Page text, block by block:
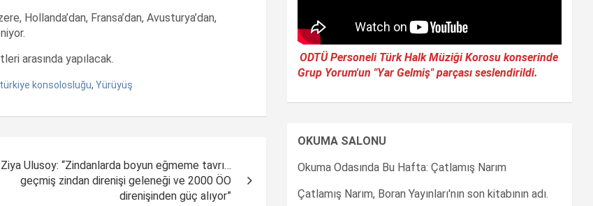
Hollanda’dan, Fransa’dan, Avusturya’dan,
arasında yapılacak.
türkiye konsolosluğu, Yürüyüş
Ziya Ulusoy: “Zindanlarda boyun eğmeme tavrı…
geçmiş zindan direnişi geleneği ve 2000 ÖO
direnişinden güç alıyor”
ODTÜ Personeli Türk Halk Müziği Korosu konserinde
Grup Yorum'un "Yar Gelmiş" parçası seslendirildi.
OKUMA SALONU
Okuma Odasında Bu Hafta: Çatlamış Narım
Çatlamış Narım, Boran Yayınları'nın son kitabının adı.